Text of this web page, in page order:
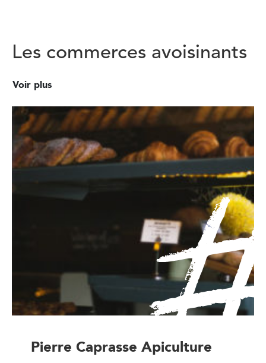
Les commerces avoisinants
Voir plus
Pierre Caprasse Apiculture